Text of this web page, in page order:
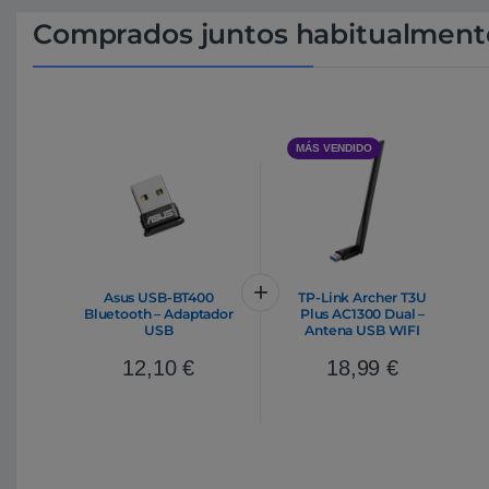
Comprados juntos
Asus USB-BT400
Bluetooth – Adaptador
USB
12,10€
MÁS VENDIDO
TP-Link Archer T3U
Plus AC1300 Dual –
Antena USB WIFI
18,99€